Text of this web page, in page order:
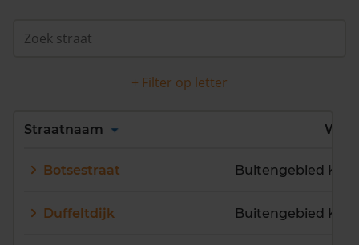
+ Filter op letter
Alles
Q
R U
V
Straatnaam Wijk
Botsestraat
Duffeltdijk